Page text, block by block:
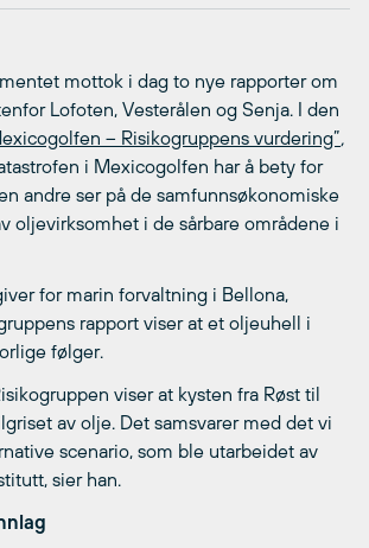
mottok i dag to nye rapporter om
Lofoten, Vesterålen og Senja. I den
– Risikogruppens vurdering”,
i Mexicogolfen har å bety for
andre ser på de samfunnsøkonomiske
oljevirksomhet i de sårbare områdene i
for marin forvaltning i Bellona,
rapport viser at et oljeuhell i
følger.
viser at kysten fra Røst til
av olje. Det samsvarer med det vi
scenario, som ble utarbeidet av
sier han.